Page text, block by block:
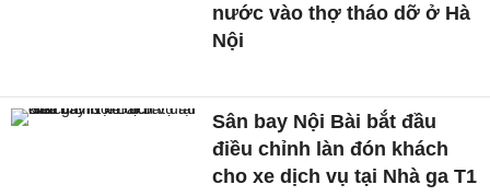
nước vào thợ tháo dỡ ở Hà
Nội
Sân bay Nội Bài bắt đầu
điều chỉnh làn đón khách
cho xe dịch vụ tại Nhà ga T1